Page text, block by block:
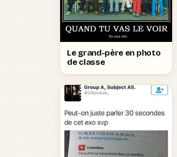
Le grand-père en photo
de classe